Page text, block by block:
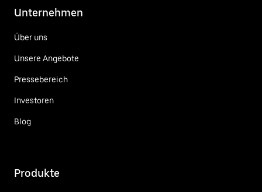
Unternehmen
Über uns
Unsere Angebote
Pressebereich
Investoren
Blog
Produkte